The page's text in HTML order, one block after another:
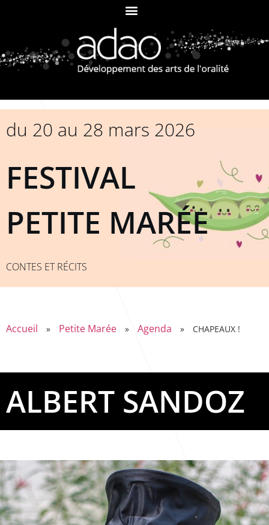
du 20 au 28 mars 2026
FESTIVAL
PETITE MARÉE
CONTES ET RÉCITS
Accueil » Petite Marée » Agenda » CHAPEAUX !
ALBERT SANDOZ